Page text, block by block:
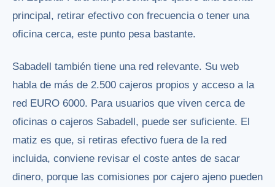
principal, retirar efectivo con frecuencia o tener una
oficina cerca, este punto pesa bastante.
Sabadell también tiene una red relevante. Su web
habla de más de 2.500 cajeros propios y acceso a la
red EURO 6000. Para usuarios que viven cerca de
oficinas o cajeros Sabadell, puede ser suficiente. El
matiz es que, si retiras efectivo fuera de la red
incluida, conviene revisar el coste antes de sacar
dinero, porque las comisiones por cajero ajeno pueden